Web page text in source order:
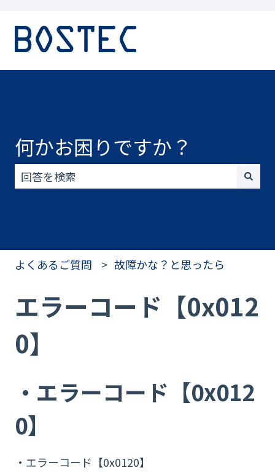
何かお困りですか？
よくあるご質問 故障かな？と思ったら
エラーコード【0x012
0】
・エラーコード【0x012
0】
・エラーコード【0x0120】